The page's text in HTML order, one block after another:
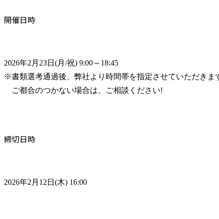
開催日時
2026年2月23日(月/祝) 9:00～18:45
※書類選考通過後、弊社より時間帯を指定させていただきま
ご都合のつかない場合は、ご相談ください!
締切日時
2026年2月12日(木) 16:00